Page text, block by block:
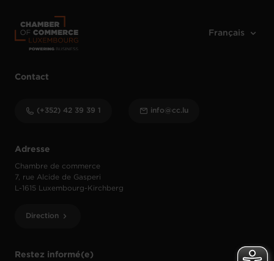
Restez informé(e)
Adresse
Chambre de commerce
7, rue Alcide de Gasperi
L-1615 Luxembourg-Kirchberg
Direction
Contact
(+352) 42 39 39 1 info@cc.lu